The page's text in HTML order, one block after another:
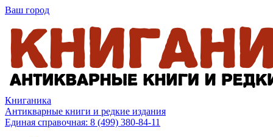
Ваш город
Книганика
Антикварные книги и редкие издания
Единая справочная: 8 (499) 380-84-11